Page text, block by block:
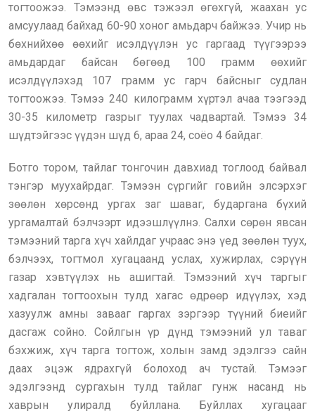
тогтоожээ. Тэмээнд өвс тэжээл өгөхгүй, жаахан ус
амсуулаад байхад 60-90 хоног амьдарч байжээ. Учир нь
бөхнийхөө өөхийг исэлдүүлэн ус гаргаад түүгээрээ
амьдардаг байсан бөгөөд 100 грамм өөхийг
исэлдүүлэхэд 107 грамм ус гарч байсныг судлан
тогтоожээ. Тэмээ 240 килограмм хүртэл ачаа тээгээд
30-35 километр газрыг туулах чадвартай. Тэмээ 34
шүдтэйгээс үүдэн шүд 6, араа 24, соёо 4 байдаг.
Ботго тором, тайлаг тонгочин давхиад тоглоод байвал
тэнгэр муухайрдаг. Тэмээн сүргийг говийн элсэрхэг
зөөлөн хөрсөнд ургах заг шаваг, бударгана бүхий
ургамалтай бэлчээрт идээшлүүлнэ. Салхи сөрөн явсан
тэмээний тарга хүч хайлдаг учраас энэ үед зөөлөн туух,
бэлчээх, тогтмол хугацаанд услах, хужирлах, сэрүүн
газар хэвтүүлэх нь ашигтай. Тэмээний хүч таргыг
хадгалан тогтоохын тулд хагас өдрөөр идүүлэх, хэд
хазуулж амны завааг гаргах зэргээр түүний биеийг
дасгаж сойно. Сойлгын үр дүнд тэмээний ул таваг
бэхжиж, хүч тарга тогтож, холын замд эдэлгээ сайн
даах эцэж ядрахгүй болоход ач тустай. Тэмээг
эдэлгээнд сургахын тулд тайлаг гунж насанд нь
хаврын улиралд буйллана. Буйллах хугацааг